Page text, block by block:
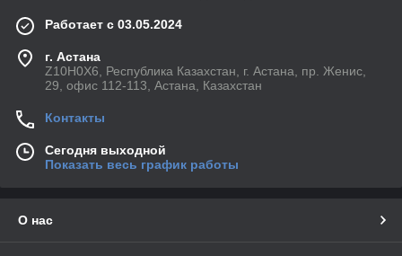
Работает с 03.05.2024
г. Астана
Z10H0X6, Республика Казахстан, г. Астана, пр. Женис,
29, офис 112-113, Астана, Казахстан
Контакты
Сегодня выходной
Показать весь график работы
О нас